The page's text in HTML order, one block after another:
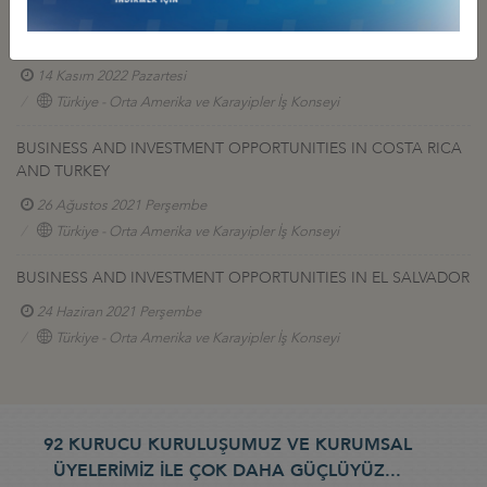
14 Kasım 2022 Pazartesi
Türkiye - Orta Amerika ve Karayipler İş Konseyi
BUSINESS AND INVESTMENT OPPORTUNITIES IN COSTA RICA
AND TURKEY
26 Ağustos 2021 Perşembe
Türkiye - Orta Amerika ve Karayipler İş Konseyi
BUSINESS AND INVESTMENT OPPORTUNITIES IN EL SALVADOR
24 Haziran 2021 Perşembe
Türkiye - Orta Amerika ve Karayipler İş Konseyi
92 KURUCU KURULUŞUMUZ VE KURUMSAL
ÜYELERİMİZ İLE ÇOK DAHA GÜÇLÜYÜZ...